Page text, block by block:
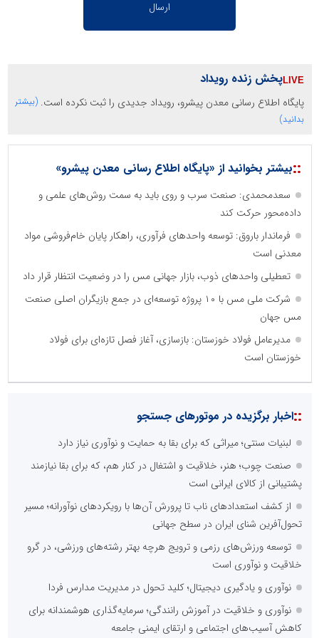
پخش زنده رویداد
پایگاه اطلاع رسانی معدن پیشرو، رویداد جدیدی را ثبت نکرده است. (بیشتر
بدانید)
::بیشتر بخوانید از «پایگاه اطلاع رسانی معدن پیشرو»
سعدمحمدی: صنعت سرب و روی باید به سمت روش‌های علمی و
داده‌محور حرکت کند
فرماندار باروق: توسعه واحدهای فرآوری، راهکار پایان خام‌فروشی مواد
معدنی است
تعطیلی واحدهای ذوب، بازار جهانی مس را در وضعیت انتظار قرار داد
شرکت ملی مس با ۱۰ پروژه توسعه‌ای در جمع بازیگران اصلی صنعت
مس جهان
مدیرعامل فولاد خوزستان: بازسازی، آغاز فصل تازه‌ای برای فولاد
خوزستان است
::اخبار برگزیده در موتورهای جستجو
لبنیات سنتی؛ میراثی که برای بقا به حمایت و نوآوری نیاز دارد
صنعت چوب؛ هنر، خلاقیت و اشتغال در کنار هم، که برای بقا نیازمند
پشتیبانی از کالای ایرانی است
از کشف استعدادهای ناب تا پرورش آن‌ها با رویکردهای نوآورانه؛ مسیر
تحول‌آفرین شنای ایران در سطح جهانی
توسعه ورزش‌های رزمی و ترویج هرچه بهتر رشته‌های ورزشی، در گرو
خلاقیت و نوآوری است
نوآوری و یادگیری دیجیتال؛ کلید تحول در مدیریت مدارس فردا
نوآوری و خلاقیت در آموزش رانندگی؛ سرمایه‌گذاری هوشمندانه برای
کاهش آسیب‌های اجتماعی و ارتقای ایمنی جامعه